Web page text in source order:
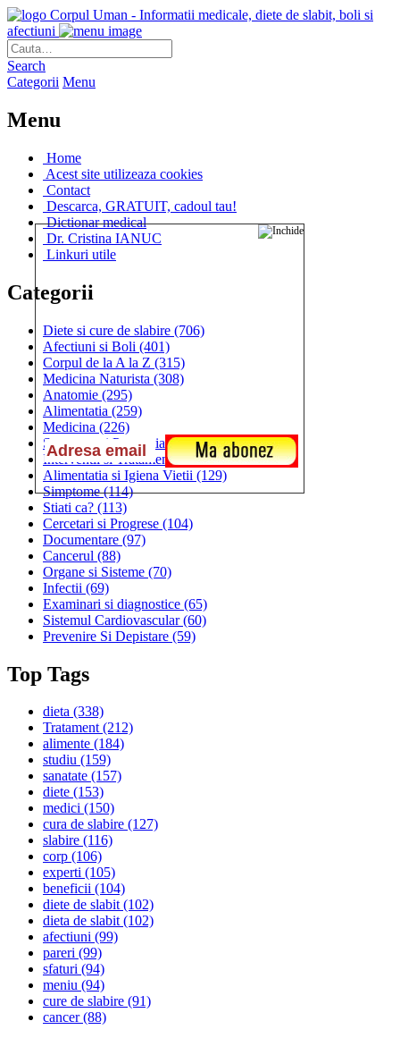
Corpul Uman - Informatii medicale, diete de slabit, boli si
afectiuni
Search
Categorii Menu
Menu
Home
Acest site utilizeaza cookies
Contact
Descarca, GRATUIT, cadoul tau!
Dictionar medical
Dr. Cristina IANUC
Linkuri utile
Categorii
Diete si cure de slabire (706)
Afectiuni si Boli (401)
Corpul de la A la Z (315)
Medicina Naturista (308)
Anatomie (295)
Alimentatia (259)
Medicina (226)
Sanatatea si Preventia(170)
Interventii si Tratamente(167)
Alimentatia si Igiena Vietii (129)
Simptome(114)
Stiati ca? (113)
Cercetari si Progrese (104)
Documentare (97)
Cancerul (88)
Organe si Sisteme (70)
Infectii (69)
Examinari si diagnostice (65)
Sistemul Cardiovascular(60)
Prevenire Si Depistare (59)
Top Tags
dieta (338)
Tratament(212)
alimente (184)
studiu (159)
sanatate (157)
diete (153)
medici (150)
cura de slabire (127)
slabire (116)
corp (106)
experti (105)
beneficii (104)
diete de slabit(102)
dieta de slabit(102)
afectiuni (99)
pareri (99)
sfaturi (94)
meniu (94)
cure de slabire (91)
cancer(88)